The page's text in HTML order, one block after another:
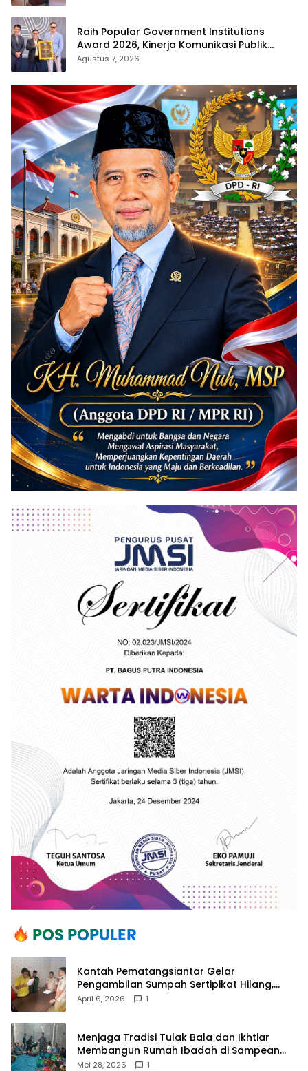
Raih Popular Government Institutions
Award 2026, Kinerja Komunikasi Publik
Kementerian ATR/BPN Kembali Diakui
Agustus 7, 2026
Kantah Pematangsiantar Gelar
Pengambilan Sumpah Sertipikat Hilang,
Perkuat Kepastian Hukum Pertanahan
April 6, 2026 1
Menjaga Tradisi Tulak Bala dan Ikhtiar
Membangun Rumah Ibadah di Sampean
Barat
Mei 28, 2026 1